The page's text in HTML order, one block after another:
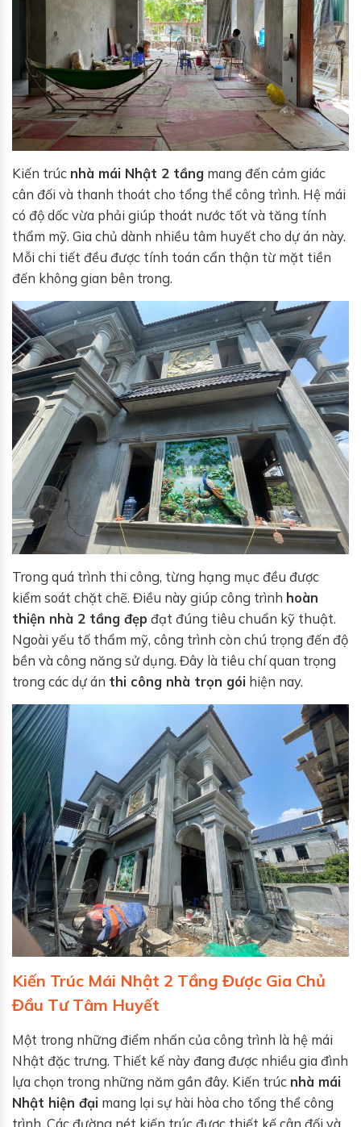
Kiến trúc nhà mái Nhật 2 tầng mang đến cảm giác
cân đối và thanh thoát cho tổng thể công trình. Hệ mái
có độ dốc vừa phải giúp thoát nước tốt và tăng tính
thẩm mỹ. Gia chủ dành nhiều tâm huyết cho dự án này.
Mỗi chi tiết đều được tính toán cẩn thận từ mặt tiền
đến không gian bên trong.
Trong quá trình thi công, từng hạng mục đều được
kiểm soát chặt chẽ. Điều này giúp công trình hoàn
thiện nhà 2 tầng đẹp đạt đúng tiêu chuẩn kỹ thuật.
Ngoài yếu tố thẩm mỹ, công trình còn chú trọng đến độ
bền và công năng sử dụng. Đây là tiêu chí quan trọng
trong các dự án thi công nhà trọn gói hiện nay.
Kiến Trúc Mái Nhật 2 Tầng Được Gia Chủ
Đầu Tư Tâm Huyết
Một trong những điểm nhấn của công trình là hệ mái
Nhật đặc trưng. Thiết kế này đang được nhiều gia đình
lựa chọn trong những năm gần đây. Kiến trúc nhà mái
Nhật hiện đại mang lại sự hài hòa cho tổng thể công